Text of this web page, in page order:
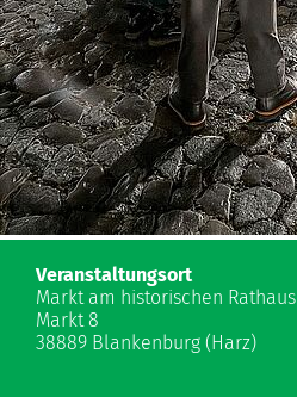
Veranstaltungsort
Markt am historischen
Markt 8
38889 Blankenburg (Harz)